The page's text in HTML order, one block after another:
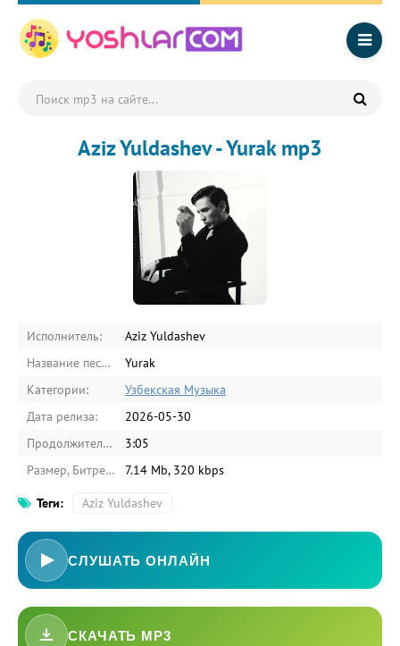
Aziz Yuldashev - Yurak mp3
Исполнитель:
Aziz Yuldashev
Название песни:
Yurak
Категории:
Узбекская Музыка
Дата релиза:
2026-05-30
Продолжительность:
3:05
Размер, Битрейт:
7.14 Mb, 320 kbps
Теги: Aziz Yuldashev
СЛУШАТЬ ОНЛАЙН
СКАЧАТЬ MP3
Bezori